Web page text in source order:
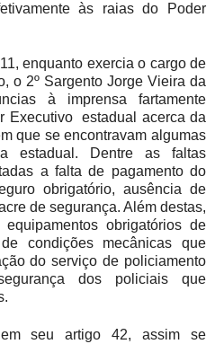
às raias do Poder
enquanto exercia o cargo de
o 2º Sargento Jorge Vieira da
à imprensa fartamente
Executivo
estadual acerca da
que se encontravam algumas
estadual. Dentre as faltas
a falta de pagamento do
obrigatório, ausência de
de segurança. Além destas,
obrigatórios de
condições mecânicas que
do serviço de policiamento
dos policiais que
seu artigo 42, assim se